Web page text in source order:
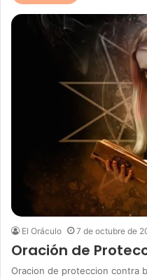
El Oráculo 7 de octubre de
Oración de
Oracion de proteccion contra